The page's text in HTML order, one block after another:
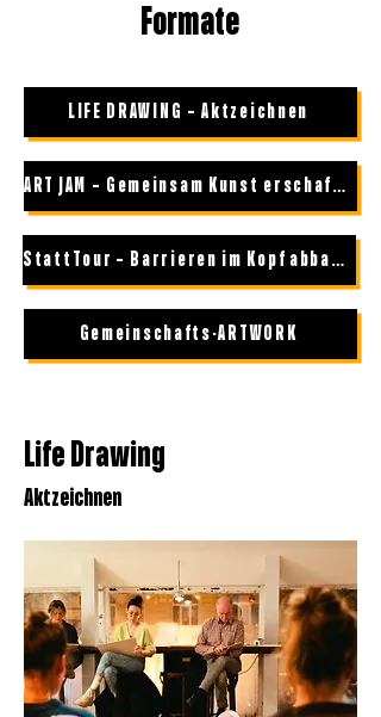
Formate
LIFE DRAWING – Aktzeichnen
ART JAM – Gemeinsam Kunst erschaffen
StattTour – Barrieren im Kopf abbauen
Gemeinschafts-ARTWORK
Life Drawing
Aktzeichnen